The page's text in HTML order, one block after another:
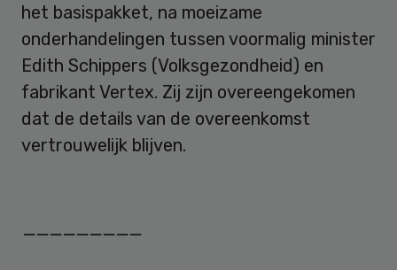
het basispakket, na moeizame
onderhandelingen tussen voormalig minister
Edith Schippers (Volksgezondheid) en
fabrikant Vertex. Zij zijn overeengekomen
dat de details van de overeenkomst
vertrouwelijk blijven.
—————————